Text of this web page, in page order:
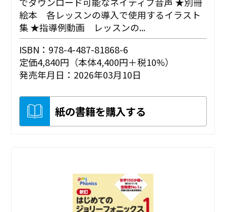
絵本 各レッスンの導入で使用するイラスト
集 ★指導例動画 レッスンの...
ISBN：978-4-487-81868-6
定価4,840円（本体4,400円＋税10%）
発売年月日：2026年03月10日
紙の書籍を購入する